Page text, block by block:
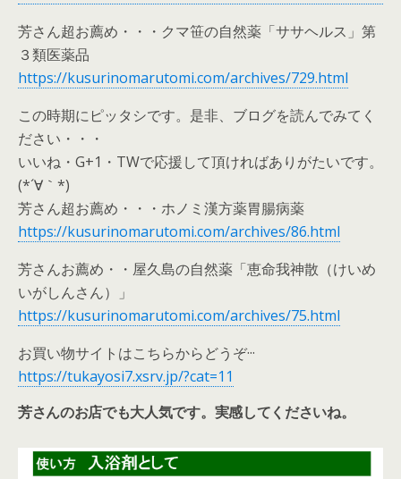
芳さん超お薦め・・・クマ笹の自然薬「ササヘルス」第
３類医薬品
https://kusurinomarutomi.com/archives/729.html
この時期にピッタシです。是非、ブログを読んでみてく
ださい・・・
いいね・G+1・TWで応援して頂ければありがたいです。
(*´∀｀*)
芳さん超お薦め・・・ホノミ漢方薬胃腸病薬
https://kusurinomarutomi.com/archives/86.html
芳さんお薦め・・屋久島の自然薬「恵命我神散（けいめ
いがしんさん）」
https://kusurinomarutomi.com/archives/75.html
お買い物サイトはこちらからどうぞ···
https://tukayosi7.xsrv.jp/?cat=11
芳さんのお店でも大人気です。実感してくださいね。